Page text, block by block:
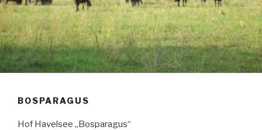
BOSPARAGUS
Hof Havelsee „Bosparagus“